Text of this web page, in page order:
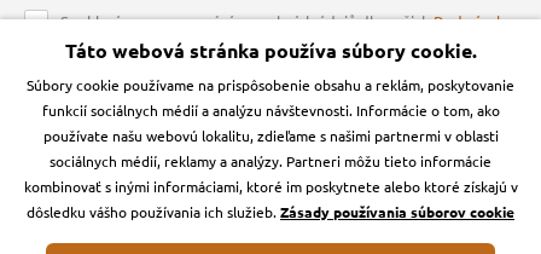
Obchodné podmienky
Kontakt
Podmienky ochrany osobných údajov
Zásady používanie cookies a Google Analytics
Souhlasím se zpracováním osobních údajů dle našichPodmínek
ochrany osobních údajů
Krmiva Pučálka na sociálnych sieťach
Instagran Facebook
Táto webová stránka používa súbory cookie.
Súbory cookie používame na prispôsobenie obsahu a reklám, poskytovanie
funkcií sociálnych médií a analýzu návštevnosti. Informácie o tom, ako
používate našu webovú lokalitu, zdieľame s našimi partnermi v oblasti
sociálnych médií, reklamy a analýzy. Partneri môžu tieto informácie
kombinovať s inými informáciami, ktoré im poskytnete alebo ktoré získajú v
dôsledku vášho používania ich služieb.Zásady používania súborov cookie